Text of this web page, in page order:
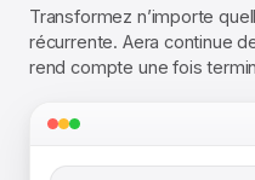
Transformez n’importe
récurrente. Aera continue
rend compte une fois